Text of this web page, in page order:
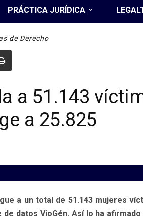
PRÁCTICA JURÍDICA
de Derecho
a 51.143
a 25.825
a un total de 51.143 mujeres
de datos VioGén. Así lo ha